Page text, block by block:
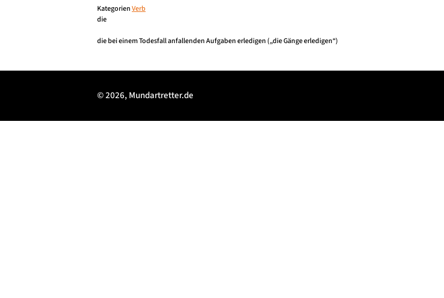
KategorienVerb
die
die bei einem Todesfall anfallenden Aufgaben erledigen („die Gänge erledigen“)
© 2026, Mundartretter.de